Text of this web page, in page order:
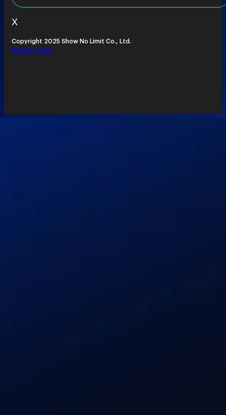
X
Copyright 2025 Show No Limit Co., Ltd.
Privacy Policy